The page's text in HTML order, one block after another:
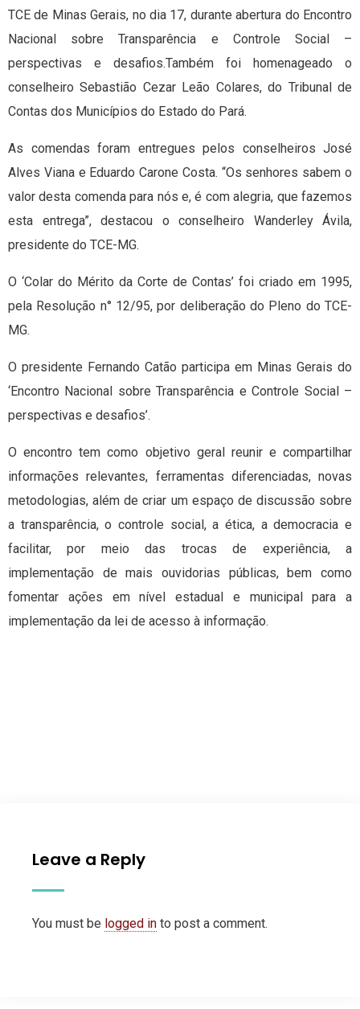
TCE de Minas Gerais, no dia 17, durante abertura do Encontro
Nacional sobre Transparência e Controle Social –
perspectivas e desafios.Também foi homenageado o
conselheiro Sebastião Cezar Leão Colares, do Tribunal de
Contas dos Municípios do Estado do Pará.
As comendas foram entregues pelos conselheiros José
Alves Viana e Eduardo Carone Costa. “Os senhores sabem o
valor desta comenda para nós e, é com alegria, que fazemos
esta entrega”, destacou o conselheiro Wanderley Ávila,
presidente do TCE-MG.
O ‘Colar do Mérito da Corte de Contas’ foi criado em 1995,
pela Resolução n° 12/95, por deliberação do Pleno do TCE-
MG.
O presidente Fernando Catão participa em Minas Gerais do
‘Encontro Nacional sobre Transparência e Controle Social –
perspectivas e desafios’.
O encontro tem como objetivo geral reunir e compartilhar
informações relevantes, ferramentas diferenciadas, novas
metodologias, além de criar um espaço de discussão sobre
a transparência, o controle social, a ética, a democracia e
facilitar, por meio das trocas de experiência, a
implementação de mais ouvidorias públicas, bem como
fomentar ações em nível estadual e municipal para a
implementação da lei de acesso à informação.
Leave a Reply
You must be logged in to post a comment.